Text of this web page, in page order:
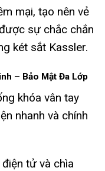
mại, tạo nên vẻ
sự chắc chắn
két sắt Kassler.
– Bảo Mật Đa Lớp
khóa vân tay
nhanh và chính
tử và chìa